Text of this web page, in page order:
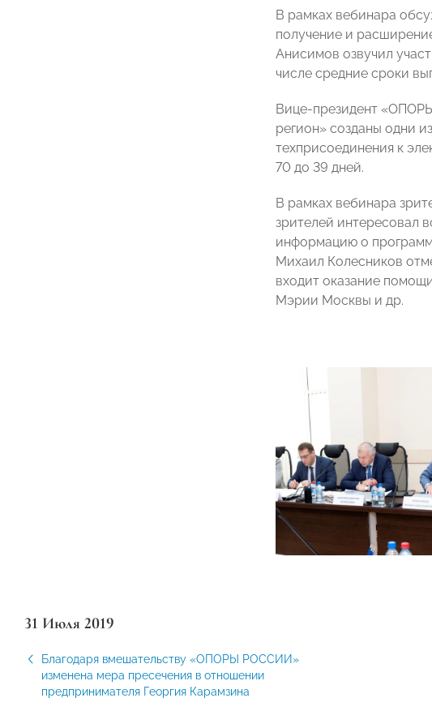
В рамках вебинара
получение и
Анисимов озвучил
числе средние сроки
Вице-президент
регион» созданы одни
техприсоединения к
70 до 39 дней.
В рамках вебинара
зрителей интересовал
информацию о
Михаил Колесников
входит оказание
Мэрии Москвы и др.
31 Июля 2019
Благодаря вмешательству «ОПОРЫ РОССИИ»
изменена мера пресечения в отношении
предпринимателя Георгия Карамзина